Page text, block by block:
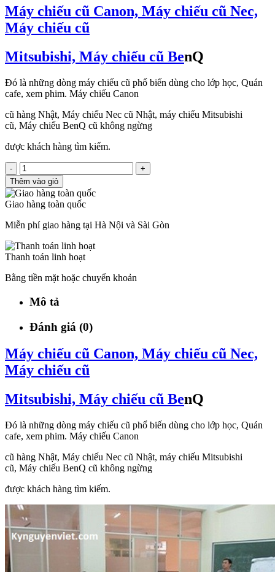
Máy chiếu cũ Canon, Máy chiếu cũ Nec,
Máy chiếu cũ
Mitsubishi, Máy chiếu cũ BenQ
Đó là những dòng máy chiếu cũ phổ biến dùng cho lớp học, Quán
cafe, xem phim. Máy chiếu Canon
cũ hàng Nhật, Máy chiếu Nec cũ Nhật, máy chiếu Mitsubishi
cũ, Máy chiếu BenQ cũ không ngừng
được khách hàng tìm kiếm.
-
+
Thêm vào giỏ
Giao hàng toàn quốc
Miễn phí giao hàng tại Hà Nội và Sài Gòn
Thanh toán linh hoạt
Bằng tiền mặt hoặc chuyển khoản
Mô tả
Đánh giá (0)
Máy chiếu cũ Canon, Máy chiếu cũ Nec,
Máy chiếu cũ
Mitsubishi, Máy chiếu cũ BenQ
Đó là những dòng máy chiếu cũ phổ biến dùng cho lớp học, Quán
cafe, xem phim. Máy chiếu Canon
cũ hàng Nhật, Máy chiếu Nec cũ Nhật, máy chiếu Mitsubishi
cũ, Máy chiếu BenQ cũ không ngừng
được khách hàng tìm kiếm.